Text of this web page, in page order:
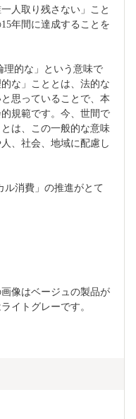
人取り残さない」こと
年間に達成することを
理的な」という意味で
な」こととは、法的な
思っていることで、本
規範です。今、世間で
は、この一般的な意味
、社会、地域に配慮し
ル消費」の推進がとて
像はベージュの製品が
イトグレーです。